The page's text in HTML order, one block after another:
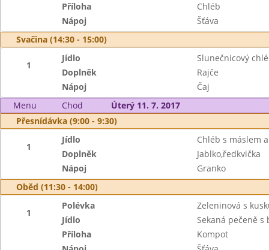
Příloha
Chléb
Nápoj
Šťáva
Svačina (14:30 - 15:00)
1
Jídlo
Slunečnicový
Doplněk
Rajče
Nápoj
Čaj
Menu
Chod
Úterý 11. 7. 2017
Přesnídávka (9:00 - 9:30)
1
Jídlo
Chléb s máslem
Doplněk
Jablko,ředkvička
Nápoj
Granko
Oběd (11:30 - 14:00)
1
Polévka
Zeleninová s
Jídlo
Sekaná pečeně
Příloha
Kompot